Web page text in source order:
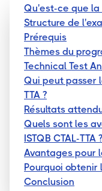
Qu'est-ce que la
Structure de
Prérequis
Thèmes du
Technical Test
Qui peut passer
TTA ?
Résultats
Quels sont les
ISTQB CTAL-TTA ?
Avantages pour
Pourquoi obtenir
Conclusion